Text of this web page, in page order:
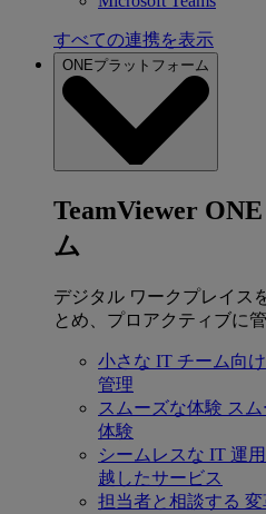
すべての連携を表示
ONEプラットフォーム
TeamViewer
ム
デジタル ワークプレイス
とめ、プロアクティブに
小さな IT チーム向け
管理
スムーズな体験 ス
体験
シームレスな IT 運用
越したサービス
担当者と相談する 変